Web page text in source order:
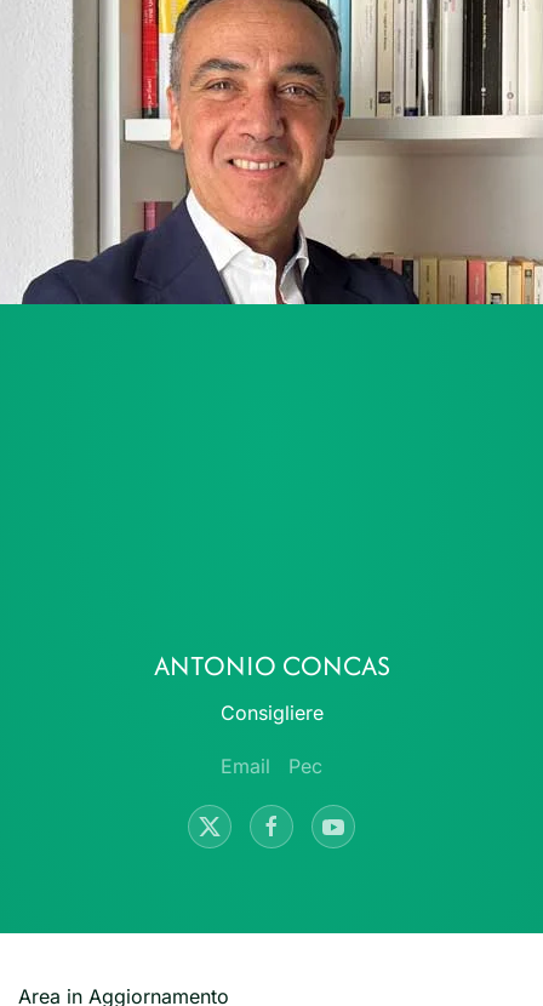
ANTONIO CONCAS
Consigliere
Email Pec
Area in Aggiornamento